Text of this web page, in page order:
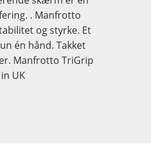
. Manfrotto
og styrke. Et
én hånd. Takket
Manfrotto TriGrip
UK